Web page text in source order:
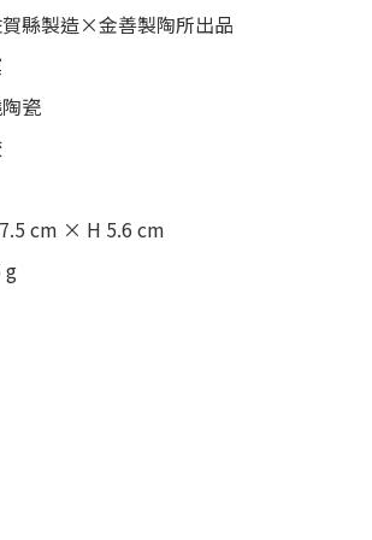
縣製造×金善製陶所出品
瓷
cm × H 5.6 cm
g